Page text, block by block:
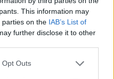
This information may
parties on the IAB’s List of
further disclose it to other
Opt Outs
των κερδών της
την εξέλιξη του